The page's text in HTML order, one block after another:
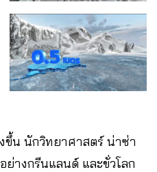
ขึ้น นักวิทยาศาสตร์ น่าซ่า
ย่างกรีนแลนด์ และขั่วโลก